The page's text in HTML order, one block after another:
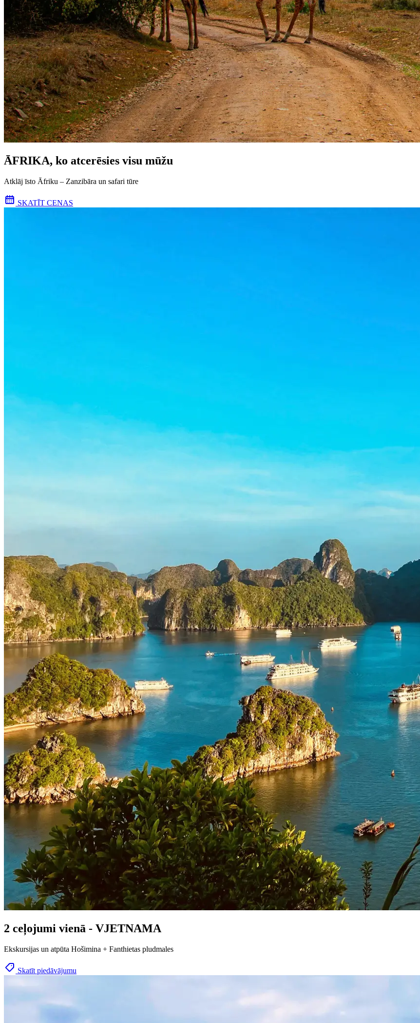
ĀFRIKA, ko atcerēsies visu mūžu
Atklāj īsto Āfriku – Zanzibāra un safari tūre
SKATĪT CENAS
2 ceļojumi vienā - VJETNAMA
Ekskursijas un atpūta Hošimina + Fanthietas pludmales
Skatīt piedāvājumu